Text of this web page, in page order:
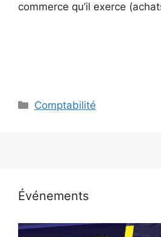
commerce qu’il exerce
Catégories
Comptabilité
Événements